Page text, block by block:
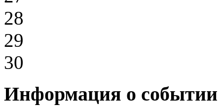
28
29
30
Информация о событии